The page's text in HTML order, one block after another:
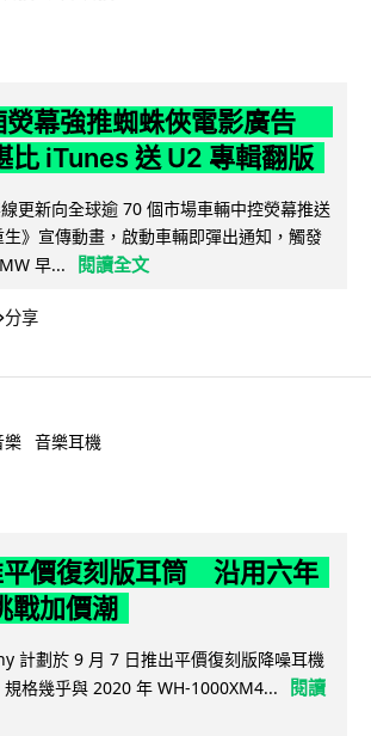
熒幕強推蜘蛛俠電影廣告
比 iTunes 送 U2 專輯翻版
更新向全球逾 70 個市場車輛中控熒幕推送
生》宣傳動畫，啟動車輛即彈出通知，觸發
早...
閱讀全文
分享
樂 音樂耳機
平價復刻版耳筒 沿用六年
戰加價潮
計劃於 9 月 7 日推出平價復刻版降噪耳機
格幾乎與 2020 年 WH-1000XM4...
閱讀